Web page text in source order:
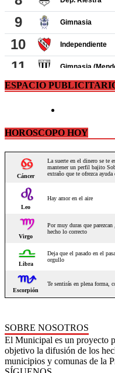
ESPACIO
HOROSCOPO HOY
SOBRE NOSOTROS
El Municipal es un proyecto
objetivo la difusión de los
municipios y comunas de la